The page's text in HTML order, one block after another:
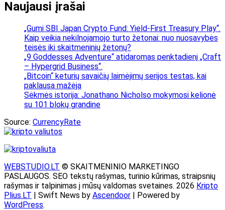
Naujausi įrašai
„Gumi SBI Japan Crypto Fund: Yield-First Treasury Play“.
Kaip veikia nekilnojamojo turto žetonai: nuo nuosavybės
teisės iki skaitmeninių žetonų?
„9 Goddesses Adventure“ atidaromas penktadienį „Craft
– Hypergrid Business“.
„Bitcoin“ keturių savaičių laimėjimų serijos testas, kai
paklausa mažėja
Sėkmės istorija: Jonathano Nicholso mokymosi kelionė
su 101 blokų grandine
Source: CurrencyRate
WEBSTUDIO.LT © SKAITMENINIO MARKETINGO
PASLAUGOS. SEO tekstų rašymas, turinio kūrimas, straipsnių
rašymas ir talpinimas į mūsų valdomas svetaines. 2026 Kripto
Plius.LT | Swift News by Ascendoor | Powered by
WordPress.